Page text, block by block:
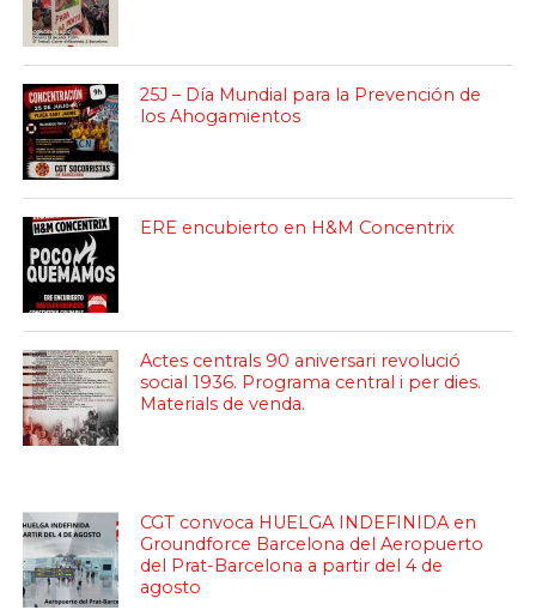
25J – Día Mundial para la Prevención de
los Ahogamientos
ERE encubierto en H&M Concentrix
Actes centrals 90 aniversari revolució
social 1936. Programa central i per dies.
Materials de venda.
CGT convoca HUELGA INDEFINIDA en
Groundforce Barcelona del Aeropuerto
del Prat-Barcelona a partir del 4 de
agosto